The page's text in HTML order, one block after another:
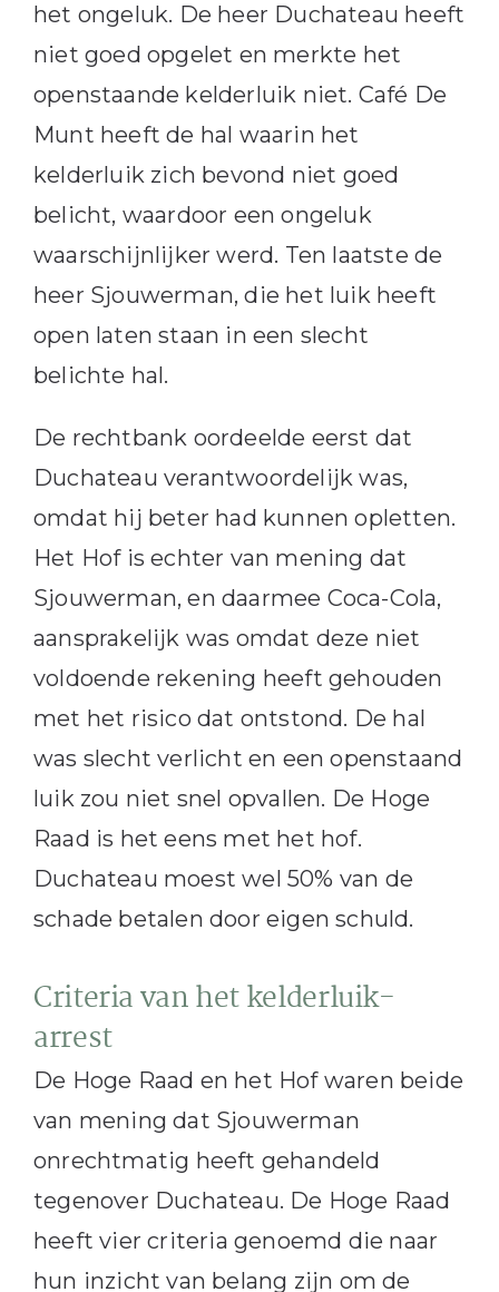
het ongeluk. De heer Duchateau heeft
niet goed opgelet en merkte het
openstaande kelderluik niet. Café De
Munt heeft de hal waarin het
kelderluik zich bevond niet goed
belicht, waardoor een ongeluk
waarschijnlijker werd. Ten laatste de
heer Sjouwerman, die het luik heeft
open laten staan in een slecht
belichte hal.
De rechtbank oordeelde eerst dat
Duchateau verantwoordelijk was,
omdat hij beter had kunnen opletten.
Het Hof is echter van mening dat
Sjouwerman, en daarmee Coca-Cola,
aansprakelijk was omdat deze niet
voldoende rekening heeft gehouden
met het risico dat ontstond. De hal
was slecht verlicht en een openstaand
luik zou niet snel opvallen. De Hoge
Raad is het eens met het hof.
Duchateau moest wel 50% van de
schade betalen door eigen schuld.
Criteria van het kelderluik-
arrest
De Hoge Raad en het Hof waren beide
van mening dat Sjouwerman
onrechtmatig heeft gehandeld
tegenover Duchateau. De Hoge Raad
heeft vier criteria genoemd die naar
hun inzicht van belang zijn om de